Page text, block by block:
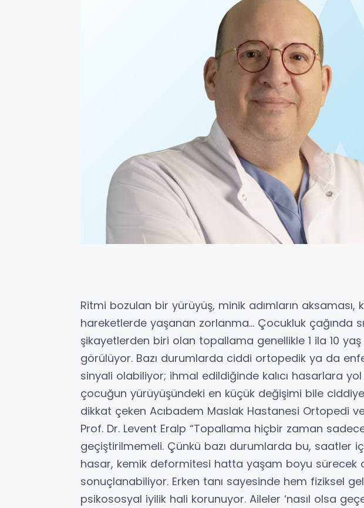
Ritmi bozulan bir yürüyüş, minik adımların aksaması,
hareketlerde yaşanan zorlanma… Çocukluk çağında
şikayetlerden biri olan topallama genellikle 1 ila 10
görülüyor. Bazı durumlarda ciddi ortopedik ya da
sinyali olabiliyor; ihmal edildiğinde kalıcı hasarlara
çocuğun yürüyüşündeki en küçük değişimi bile
dikkat çeken Acıbadem Maslak Hastanesi Ortopedi
Prof. Dr. Levent Eralp “Topallama hiçbir zaman
geçiştirilmemeli. Çünkü bazı durumlarda bu, saatler
hasar, kemik deformitesi hatta yaşam boyu sürecek
sonuçlanabiliyor. Erken tanı sayesinde hem fiziksel
psikososyal iyilik hali korunuyor. Aileler ‘nasıl olsa